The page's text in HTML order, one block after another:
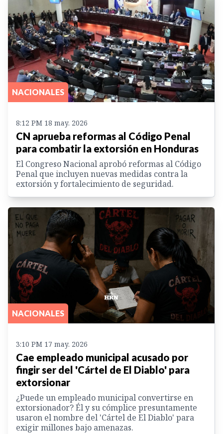
NACIONALES
8:12 PM 18 may. 2026
CN aprueba reformas al Código Penal
para combatir la extorsión en Honduras
El Congreso Nacional aprobó reformas al Código
Penal que incluyen nuevas medidas contra la
extorsión y fortalecimiento de seguridad.
NACIONALES
3:10 PM 17 may. 2026
Cae empleado municipal acusado por
fingir ser del 'Cártel de El Diablo' para
extorsionar
¿Puede un empleado municipal convertirse en
extorsionador? Él y su cómplice presuntamente
usaron el nombre del 'Cártel de El Diablo' para
exigir millones bajo amenazas.